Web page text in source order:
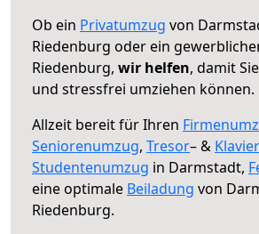
Ob ein Privatumzug von
Riedenburg oder ein
Riedenburg, wir helfen, damit
und stressfrei umziehen können.
Allzeit bereit für Ihren
Seniorenumzug, Tresor– &
Studentenumzug in Darmstadt,
eine optimale Beiladung von
Riedenburg.